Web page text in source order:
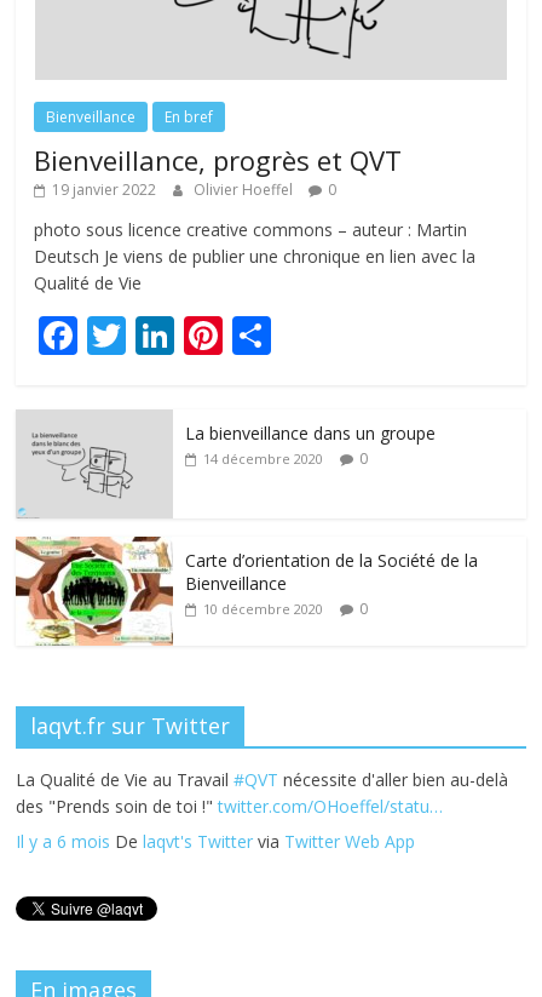
Bienveillance En bref
Bienveillance, progrès et QVT
19 janvier 2022 Olivier Hoeffel 0
photo sous licence creative commons – auteur : Martin
Deutsch Je viens de publier une chronique en lien avec la
Qualité de Vie
F
e
b
o
o
k
T
itt
er
Li
e
Pi
e g
La bienveillance dans un groupe
14 décembre 2020 0
Carte d’orientation de la Société de la
Bienveillance
10 décembre 2020 0
laqvt.fr sur Twitter
La Qualité de Vie au Travail#QVT nécessite d'aller bien au-delà
des "Prends soin de toi !"twitter.com/OHoeffel/statu…
Il y a 6 mois Delaqvt's Twitter via Twitter Web App
En images